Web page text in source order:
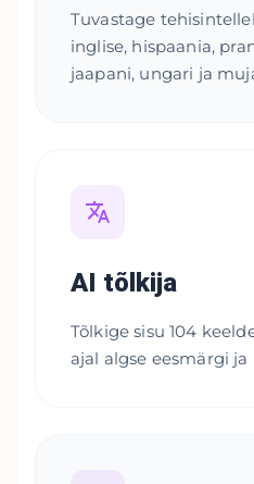
Tuvastage
inglise, hispaania,
jaapani, ungari ja
AI tõlkija
Tõlkige sisu 104
ajal algse eesmärgi